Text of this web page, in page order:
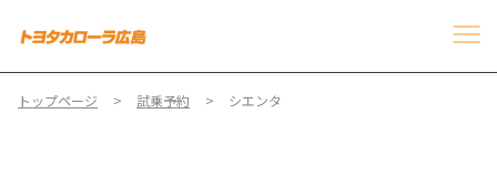
トップページ 試乗予約 シエンタ